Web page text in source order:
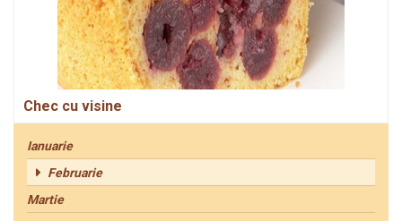
Chec cu visine
Ianuarie
Februarie
Martie